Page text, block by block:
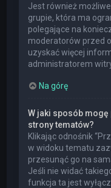
Jest również
grupie, która ma
polegające na
moderatorów przed
uzyskać więcej
administratorem
Na górę
W jaki sposób
strony tematów?
Klikając odnośnik
w widoku tematu
przesunąć go na
Jeśli nie widać
funkcja ta jest